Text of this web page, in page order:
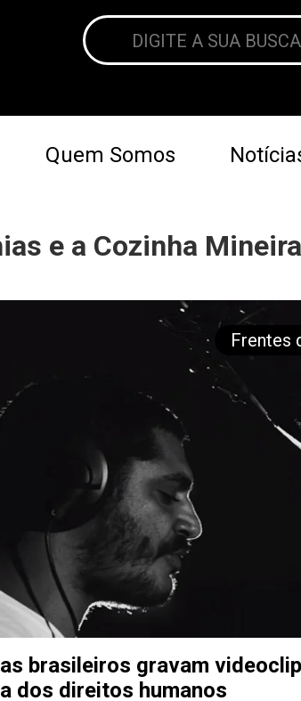
Quem Somos
e a Cozinha Mineira
Frentes
brasileiros gravam
dos direitos humanos